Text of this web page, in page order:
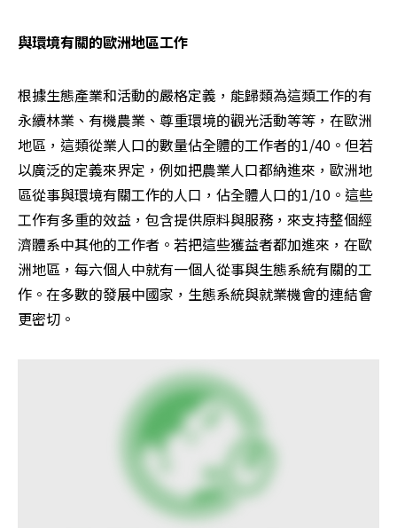
與環境有關的歐洲地區工作
根據生態產業和活動的嚴格定義，能歸類為這類工作的有
永續林業、有機農業、尊重環境的觀光活動等等，在歐洲
地區，這類從業人口的數量佔全體的工作者的1/40。但若
以廣泛的定義來界定，例如把農業人口都納進來，歐洲地
區從事與環境有關工作的人口，佔全體人口的1/10。這些
工作有多重的效益，包含提供原料與服務，來支持整個經
濟體系中其他的工作者。若把這些獲益者都加進來，在歐
洲地區，每六個人中就有一個人從事與生態系統有關的工
作。在多數的發展中國家，生態系統與就業機會的連結會
更密切。